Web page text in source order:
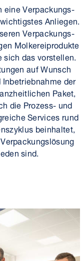
eine Verpackungs­
Anliegen.
Verpackungs­
Molkerei­produkte
das vorstellen.
auf Wunsch
der
Paket,
die Prozess- und
Services rund
beinhaltet,
sind.